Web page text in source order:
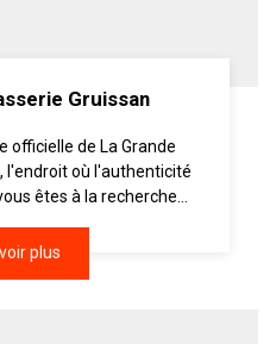
Gruissan
officielle de La Grande
l'endroit où l'authenticité
êtes à la recherche...
plus